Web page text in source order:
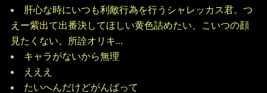
肝心な時にいつも利敵行為を行うシャレッカス君。つ
えー紫出て出番決してほしい黄色詰めたい、こいつの顔
見たくない。所詮オリキ...
キャラがないから無理
えええ
たいへんだけどがんばって